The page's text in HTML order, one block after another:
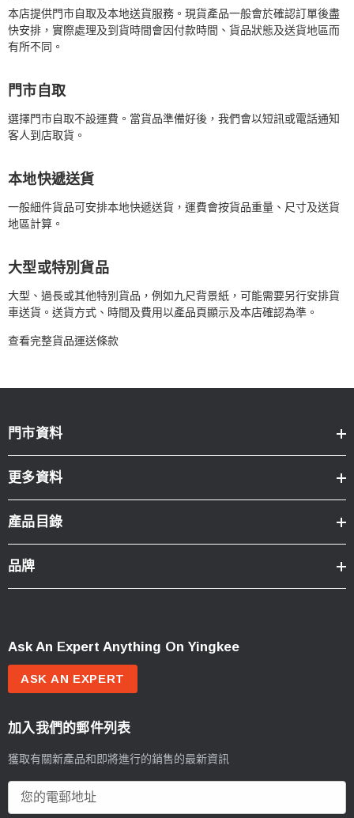
本店提供門市自取及本地送貨服務。現貨產品一般會於確認訂單後盡
快安排，實際處理及到貨時間會因付款時間、貨品狀態及送貨地區而
有所不同。
門市自取
選擇門市自取不設運費。當貨品準備好後，我們會以短訊或電話通知
客人到店取貨。
本地快遞送貨
一般細件貨品可安排本地快遞送貨，運費會按貨品重量、尺寸及送貨
地區計算。
大型或特別貨品
大型、過長或其他特別貨品，例如九尺背景紙，可能需要另行安排貨
車送貨。送貨方式、時間及費用以產品頁顯示及本店確認為準。
查看完整貨品運送條款
門市資料
更多資料
產品目錄
品牌
Ask An Expert Anything On Yingkee
ASK AN EXPERT
加入我們的郵件列表
獲取有關新產品和即將進行的銷售的最新資訊
郵